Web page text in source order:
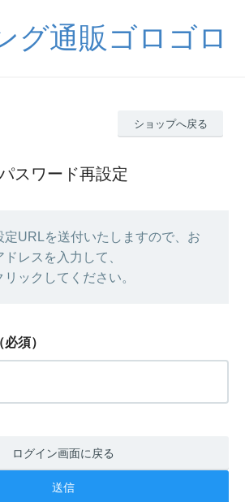
グ通販ゴロゴロ
ショップへ戻る
スワード再設定
定URLを送付いたしますので、お
レスを入力して、
ックしてください。
必須）
ログイン画面に戻る